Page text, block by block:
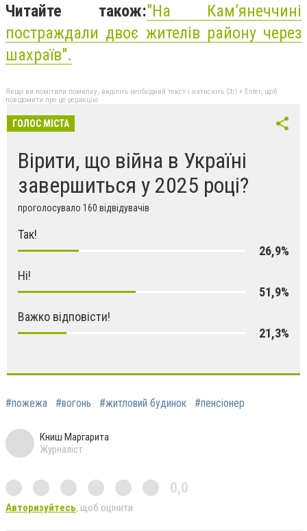
Читайте також:"На Камʼянеччині
постраждали двоє жителів району через
шахраїв".
Якщо ви помітили помилку, виділіть необхідний текст і натисніть Ctrl + Enter, щоб
повідомити про це редакцію
ГОЛОС МІСТА
Вірити, що війна в Україні
завершиться у 2025 році?
проголосувало 160 відвідувачів
Так!
26,9%
Ні!
51,9%
Важко відповісти!
21,3%
#пожежа #вогонь #житловий будинок #пенсіонер
Книш Маргарита
Журналіст
0,0
Авторизуйтесь, щоб оцінити